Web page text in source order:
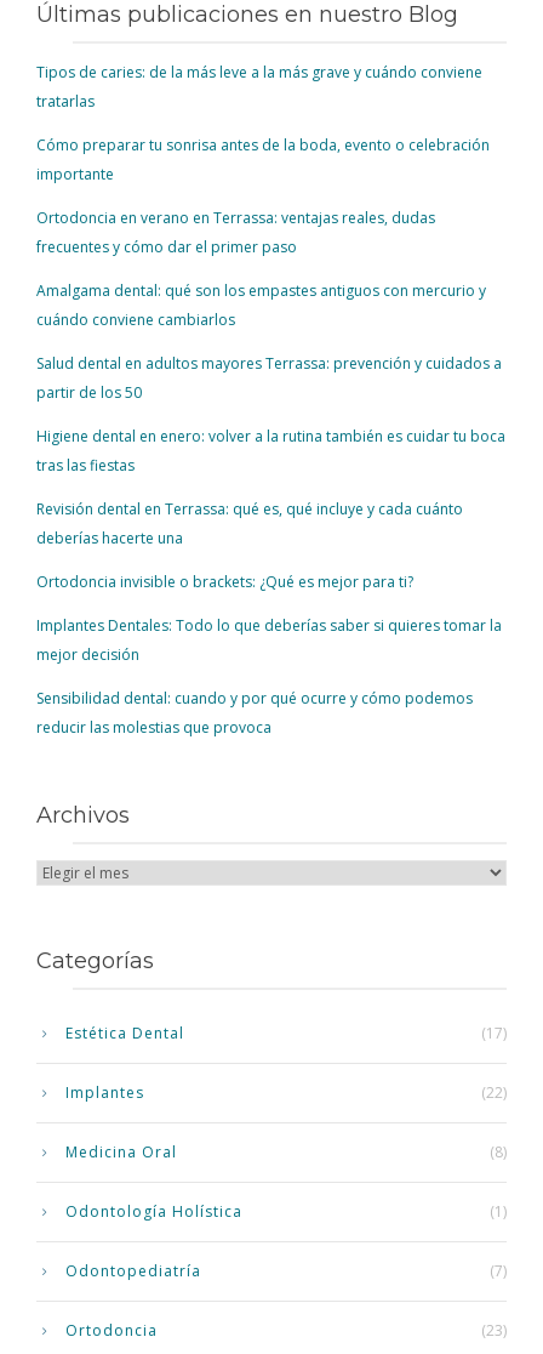
Últimas publicaciones en nuestro Blog
Tipos de caries: de la más leve a la más grave y cuándo conviene
tratarlas
Cómo preparar tu sonrisa antes de la boda, evento o celebración
importante
Ortodoncia en verano en Terrassa: ventajas reales, dudas
frecuentes y cómo dar el primer paso
Amalgama dental: qué son los empastes antiguos con mercurio y
cuándo conviene cambiarlos
Salud dental en adultos mayores Terrassa: prevención y cuidados a
partir de los 50
Higiene dental en enero: volver a la rutina también es cuidar tu boca
tras las fiestas
Revisión dental en Terrassa: qué es, qué incluye y cada cuánto
deberías hacerte una
Ortodoncia invisible o brackets: ¿Qué es mejor para ti?
Implantes Dentales: Todo lo que deberías saber si quieres tomar la
mejor decisión
Sensibilidad dental: cuando y por qué ocurre y cómo podemos
reducir las molestias que provoca
Archivos
Categorías
Estética Dental (17)
Implantes (22)
Medicina Oral (8)
Odontología Holística (1)
Odontopediatría (7)
Ortodoncia (23)